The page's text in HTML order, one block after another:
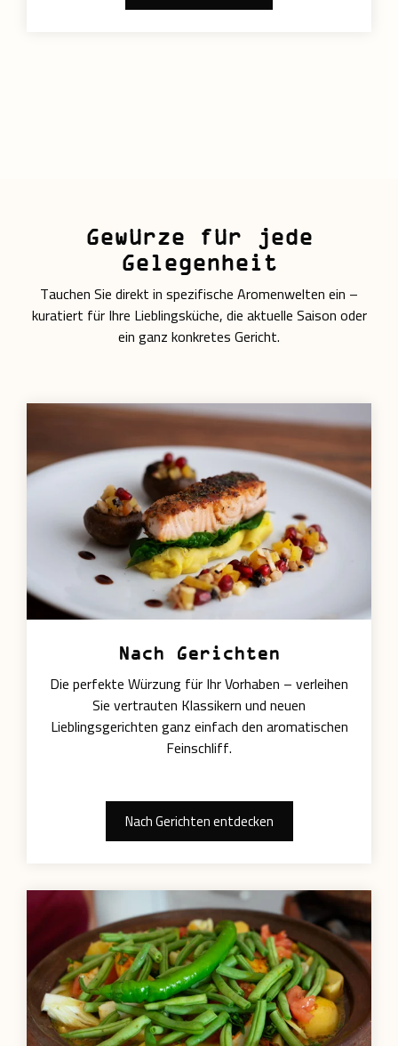
Gewürze für jede
Gelegenheit
Tauchen Sie direkt in spezifische Aromenwelten ein –
kuratiert für Ihre Lieblingsküche, die aktuelle Saison oder
ein ganz konkretes Gericht.
Nach Gerichten
Die perfekte Würzung für Ihr Vorhaben – verleihen
Sie vertrauten Klassikern und neuen
Lieblingsgerichten ganz einfach den aromatischen
Feinschliff.
Nach Gerichten entdecken